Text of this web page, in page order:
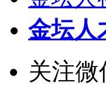
金坛人
关注